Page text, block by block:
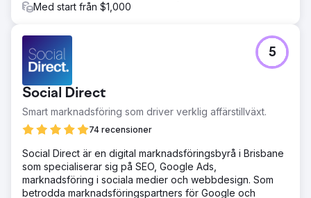
Med start från $1,000
Social Direct
Smart marknadsföring som driver verklig affärstillväxt.
74 recensioner
5
Social Direct är en digital marknadsföringsbyrå i Brisbane
som specialiserar sig på SEO, Google Ads,
marknadsföring i sociala medier och webbdesign. Som
betrodda marknadsföringspartners för Google och